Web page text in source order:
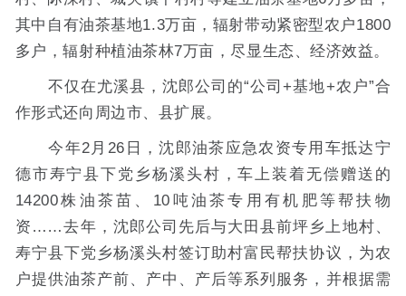
其中自有油茶基地1.3万亩，辐射带动紧密型农户1800
多户，辐射种植油茶林7万亩，尽显生态、经济效益。
不仅在尤溪县，沈郎公司的“公司+基地+农户”合
作形式还向周边市、县扩展。
今年2月26日，沈郎油茶应急农资专用车抵达宁
德市寿宁县下党乡杨溪头村，车上装着无偿赠送的
14200株油茶苗、10吨油茶专用有机肥等帮扶物
资……去年，沈郎公司先后与大田县前坪乡上地村、
寿宁县下党乡杨溪头村签订助村富民帮扶协议，为农
户提供油茶产前、产中、产后等系列服务，并根据需